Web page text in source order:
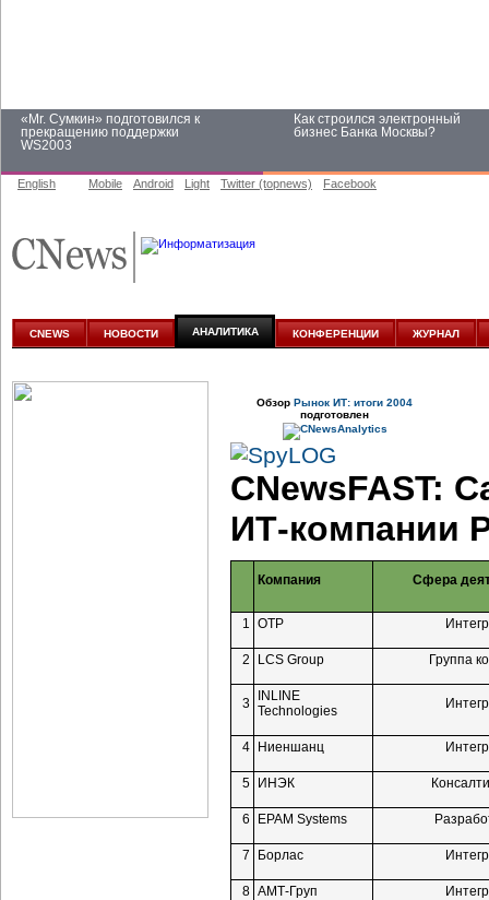
«Mr. Сумкин» подготовился к
прекращению поддержки
WS2003
Как строился электронный
бизнес Банка Москвы?
аналитике
English Mobile Android Light Twitter (topnews) Facebook
CNEWS НОВОСТИ АНАЛИТИКА КОНФЕРЕНЦИИ ЖУРНАЛ
Обзор Рынок ИТ: итоги 2004
подготовлен
CNewsFAST:
ИТ-компании
Компания Сфера
1 ОТР
2 LCS Group Группа
3
INLINE
Technologies
4 Ниеншанц
5 ИНЭК
6 EPAM Systems
7 Борлас
8 АМТ-Груп